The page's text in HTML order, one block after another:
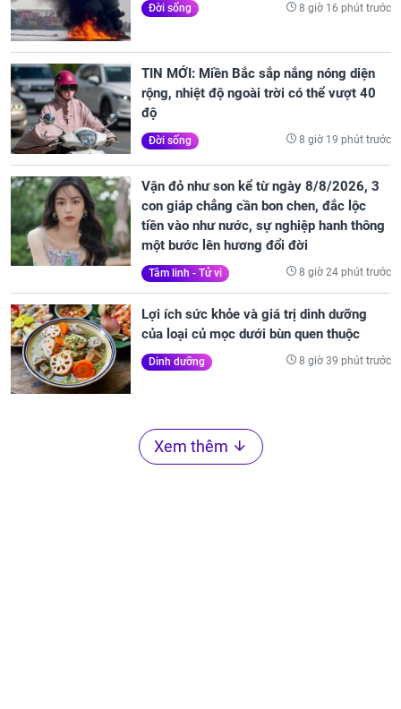
Đời sống 8 giờ 16 phút trước
TIN MỚI: Miền Bắc sắp nắng nóng diện
rộng, nhiệt độ ngoài trời có thể vượt 40
độ
Đời sống 8 giờ 19 phút trước
Vận đỏ như son kể từ ngày 8/8/2026, 3
con giáp chẳng cần bon chen, đắc lộc
tiền vào như nước, sự nghiệp hanh thông
một bước lên hương đổi đời
Tâm linh - Tử vi 8 giờ 24 phút trước
Lợi ích sức khỏe và giá trị dinh dưỡng
của loại củ mọc dưới bùn quen thuộc
Dinh dưỡng 8 giờ 39 phút trước
Xem thêm